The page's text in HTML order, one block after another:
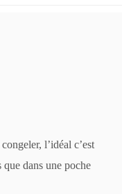
l’idéal c’est
dans une poche